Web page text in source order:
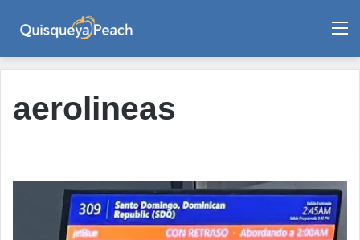
aerolineas